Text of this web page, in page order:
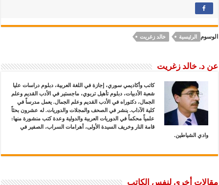
الوسوم الرئيسية خالد زغريت
عن د. خالد زغريت
كاتب وأكاديمي سوري، إجازة في اللغة العربية، دبلوم دراسات عليا
شعبة الأدبيات، دبلوم تأهيل تربوي، ماجستير في الأدب القديم وعلم
الجمال، دكتوراه في الأدب القديم وعلم الجمال. يعمل مدرساً في
كلية الآداب. ينشر في الصحف والمجلات والدوريات. له عشرون بحثاً
علمياً محكماً في الدوريات العربية والدولية وعدة كتب منشورة منها:
قامة النار وخريف السيدة الأولى، أهرامات السراب، الصفير في
وادي الشياطين.
مقالات أخرى لنفس الكاتب